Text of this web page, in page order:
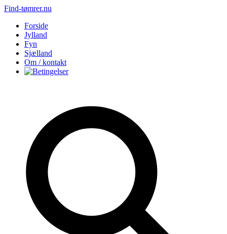
Find-tømrer.nu
Forside
Jylland
Fyn
Sjælland
Om / kontakt